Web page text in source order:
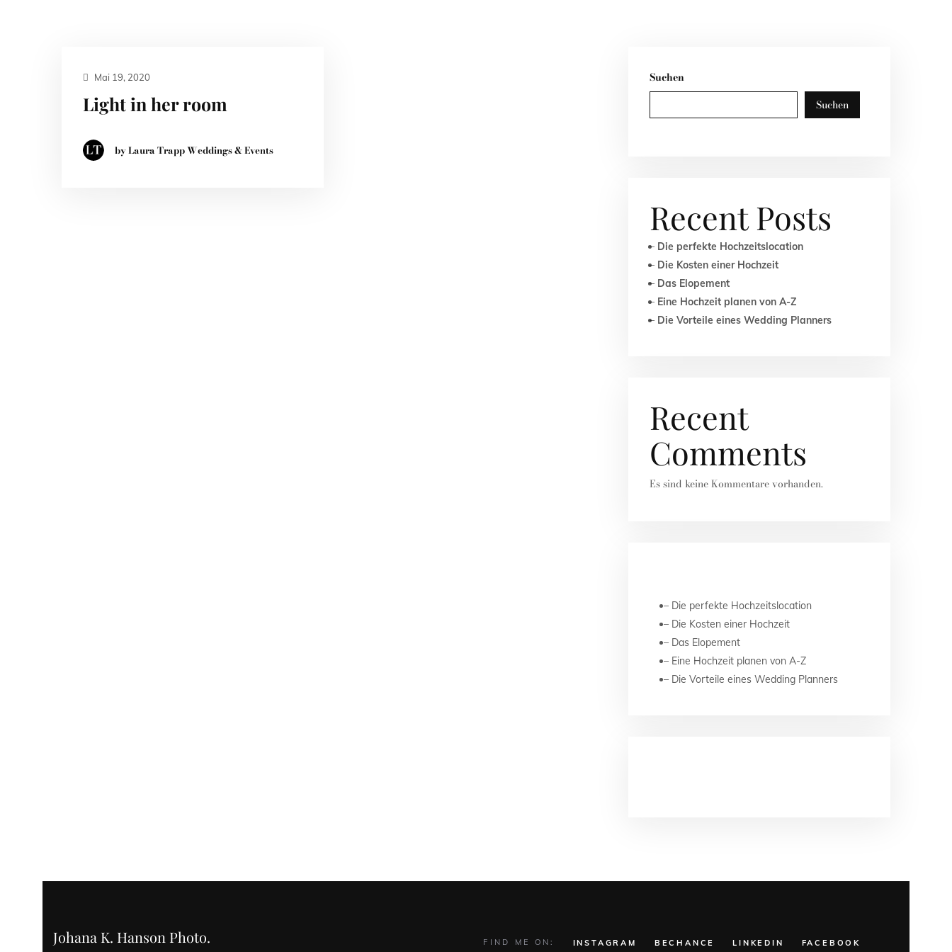
Mai 19, 2020
Light in her room
by Laura Trapp Weddings & Events
Suchen
Suchen
Recent Posts
Die perfekte Hochzeitslocation
Die Kosten einer Hochzeit
Das Elopement
Eine Hochzeit planen von A-Z
Die Vorteile eines Wedding Planners
Recent
Comments
Es sind keine Kommentare vorhanden.
Die perfekte Hochzeitslocation
Die Kosten einer Hochzeit
Das Elopement
Eine Hochzeit planen von A-Z
Die Vorteile eines Wedding Planners
Johana K. Hanson Photo. FIND ME ON: INSTAGRAM BECHANCE LINKEDIN FACEBOOK